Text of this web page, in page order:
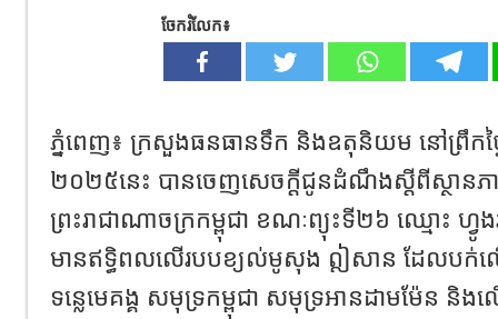
ចែករំលែក៖
ភ្នំពេញ​៖​ ក្រសួងធនធានទឹក​ និង​ឧតុនិយម​ នៅព្រឹក​ថ្ងៃ​
២០២៥នេះ​ បានចេញសេចក្ដីជូនដំណឹង​ស្តីពីស្ថានភ
ព្រះរាជាណាចក្រកម្ពុជា ខណៈ​ព្យុះទី២៦ ឈ្មោះ ហ្
មានឥទ្ធិពលលើរបបខ្យល់មូសុង ឦសាន ដែលបក់ល
ទន្លេមេគង្គ សមុទ្រកម្ពុជា សមុទ្រអានដាមម៉ែន និងល